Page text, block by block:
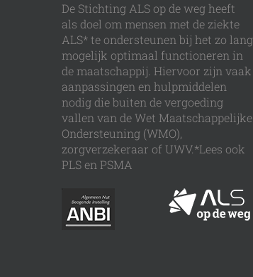
De Stichting ALS op de weg heeft
als doel om mensen met de ziekte
ALS* te ondersteunen bij het zo lang
mogelijk optimaal functioneren in
de maatschappij. Hiervoor zijn vaak
aanpassingen en hulpmiddelen
nodig die buiten de vergoeding
vallen van de Wet Maatschappelijke
Ondersteuning (WMO),
zorgverzekeraar of UWV.*Lees ook
PLS en PSMA